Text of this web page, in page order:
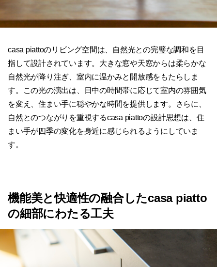
casa piattoのリビング空間は、自然光との完璧な調和を目
指して設計されています。大きな窓や天窓からは柔らかな
自然光が降り注ぎ、室内に温かみと開放感をもたらしま
す。この光の演出は、日中の時間帯に応じて室内の雰囲気
を変え、住まい手に穏やかな時間を提供します。さらに、
自然とのつながりを重視するcasa piattoの設計思想は、住
まい手が四季の変化を身近に感じられるようにしていま
す。
機能美と快適性の融合したcasa piatto
の細部にわたる工夫